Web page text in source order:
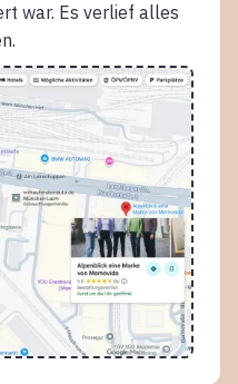
war. Es verlief alles